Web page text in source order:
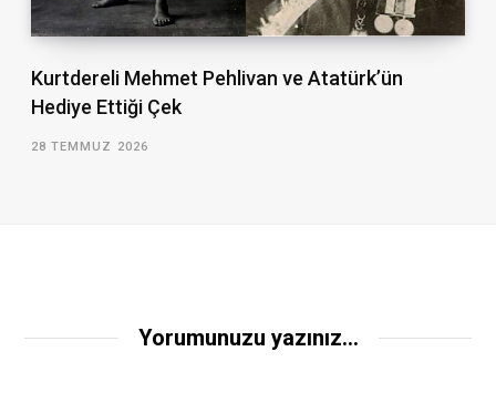
Kurtdereli Mehmet Pehlivan ve Atatürk’ün
Hediye Ettiği Çek
28 TEMMUZ 2026
Yorumunuzu yazınız...